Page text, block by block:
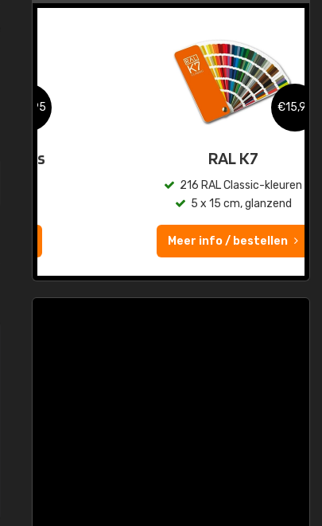
€15,95
216 RAL Classic-kleuren
5 x 15 cm, glanzend
Meer info / bestellen